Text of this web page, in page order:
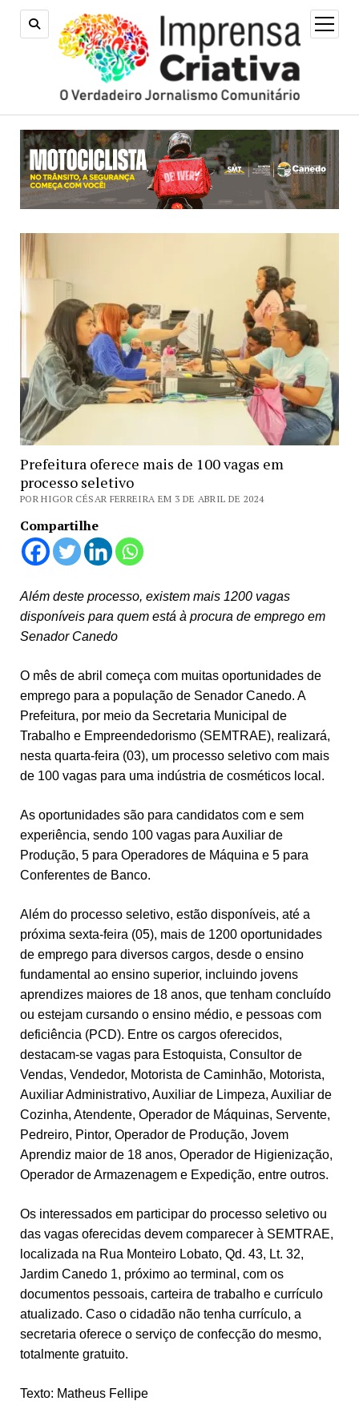
open
menu
Prefeitura oferece mais de 100 vagas em
processo seletivo
POR HIGOR CÉSAR FERREIRA EM 3 DE ABRIL DE 2024
Compartilhe
Além deste processo, existem mais 1200 vagas
disponíveis para quem está à procura de emprego em
Senador Canedo
O mês de abril começa com muitas oportunidades de
emprego para a população de Senador Canedo. A
Prefeitura, por meio da Secretaria Municipal de
Trabalho e Empreendedorismo (SEMTRAE), realizará,
nesta quarta-feira (03), um processo seletivo com mais
de 100 vagas para uma indústria de cosméticos local.
As oportunidades são para candidatos com e sem
experiência, sendo 100 vagas para Auxiliar de
Produção, 5 para Operadores de Máquina e 5 para
Conferentes de Banco.
Além do processo seletivo, estão disponíveis, até a
próxima sexta-feira (05), mais de 1200 oportunidades
de emprego para diversos cargos, desde o ensino
fundamental ao ensino superior, incluindo jovens
aprendizes maiores de 18 anos, que tenham concluído
ou estejam cursando o ensino médio, e pessoas com
deficiência (PCD). Entre os cargos oferecidos,
destacam-se vagas para Estoquista, Consultor de
Vendas, Vendedor, Motorista de Caminhão, Motorista,
Auxiliar Administrativo, Auxiliar de Limpeza, Auxiliar de
Cozinha, Atendente, Operador de Máquinas, Servente,
Pedreiro, Pintor, Operador de Produção, Jovem
Aprendiz maior de 18 anos, Operador de Higienização,
Operador de Armazenagem e Expedição, entre outros.
Os interessados em participar do processo seletivo ou
das vagas oferecidas devem comparecer à SEMTRAE,
localizada na Rua Monteiro Lobato, Qd. 43, Lt. 32,
Jardim Canedo 1, próximo ao terminal, com os
documentos pessoais, carteira de trabalho e currículo
atualizado. Caso o cidadão não tenha currículo, a
secretaria oferece o serviço de confecção do mesmo,
totalmente gratuito.
Texto: Matheus Fellipe